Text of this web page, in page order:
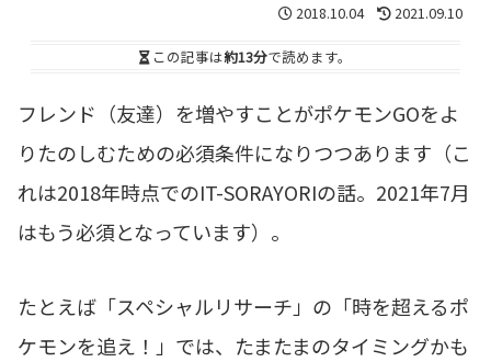
2018.10.04 2021.09.10
この記事は約13分で読めます。
フレンド（友達）を増やすことがポケモンGOをよ
りたのしむための必須条件になりつつあります（こ
れは2018年時点でのIT-SORAYORIの話。2021年7月
はもう必須となっています）。
たとえば「スペシャルリサーチ」の「時を超えるポ
ケモンを追え！」では、たまたまのタイミングかも